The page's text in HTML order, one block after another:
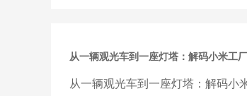
从一辆观光车到一座灯塔：解码小米工
从一辆观光车到一座灯塔：解码小